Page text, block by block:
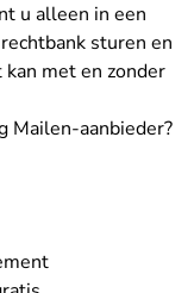
u alleen in een
sturen en
met en zonder
Mailen-aanbieder?